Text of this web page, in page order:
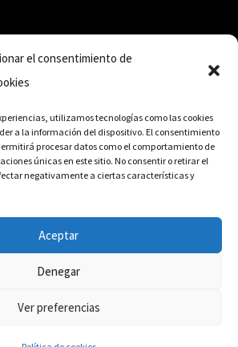
el consentimiento de
utilizamos tecnologías como las cookies
a la información del dispositivo. El consentimiento
procesar datos como el comportamiento de
únicas en este sitio. No consentir o retirar el
negativamente a ciertas características y
Aceptar
Denegar
Ver preferencias
y Octaedro internacional